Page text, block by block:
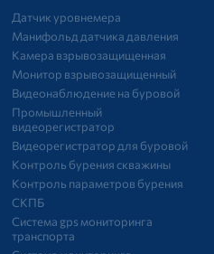
Датчик уровнемера
Манифольд датчика давления
Камера взрывозащищенная
Монитор взрывозащищенный
Видеонаблюдение на буровой
Промышленный
видеорегистратор
Видеорегистратор для буровой
Контроль бурения скважины
Контроль параметров бурения
СКПБ
Система gps мониторинга
транспорта